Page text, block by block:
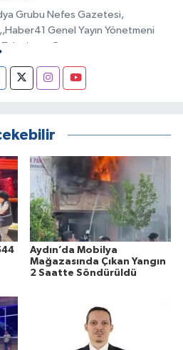
Grubu Nefes Gazetesi,
Genel Yayın Yönetmeni
Programcısı
Aydın’da Mobilya
Mağazasında Çıkan Yangın
2 Saatte Söndürüldü